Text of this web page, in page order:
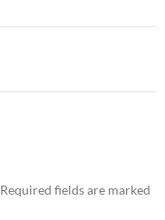
Required fields are marked